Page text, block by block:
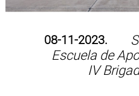
08-11-2023.
Escuela de
IV